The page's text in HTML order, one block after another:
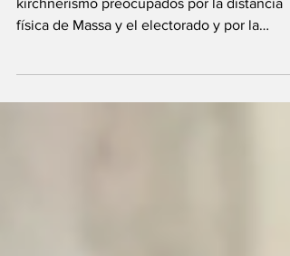
Según publica TN, habría referentes del
kirchnerismo preocupados por la distancia
apretada...